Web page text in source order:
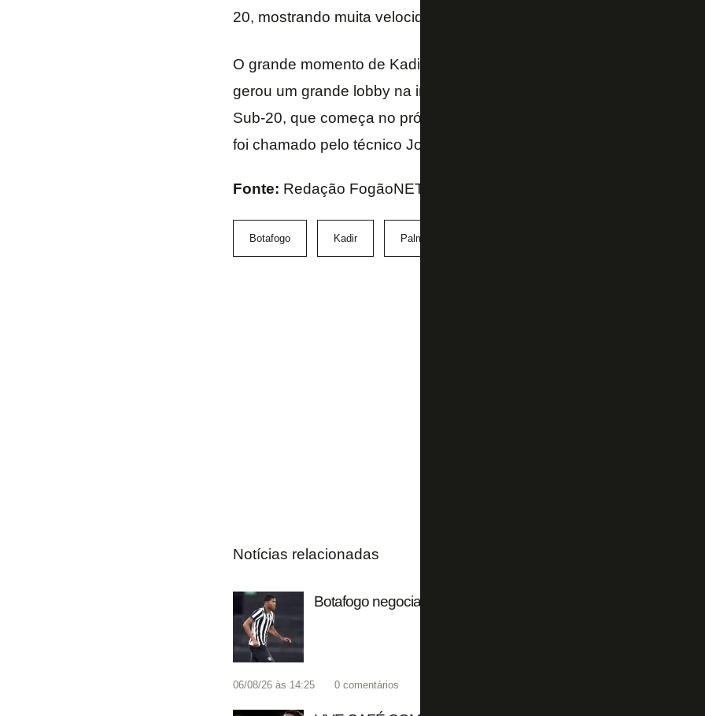
20, mostrando muita velocidade e força.
O grande momento de Kadir na base do clube campeão brasileiro e
gerou um grande lobby na imprensa local pela sua convocação para
Sub-20, que começa no próximo fim de semana no Chile. O
foi chamado pelo técnico Jorge Dely.
Fonte: Redação FogãoNET e GE
Botafogo Kadir Palmeiras
Notícias relacionadas
Botafogo negocia zagueiro Danillo com o futebol português
06/08/26 às 14:25 0 comentários